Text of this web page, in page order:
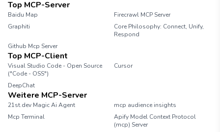
Top MCP-Server
Baidu Map
Firecrawl MCP Server
Graphiti
Core Philosophy: Connect, Unify,
Respond
Github Mcp Server
Top MCP-Client
Visual Studio Code - Open Source
("Code - OSS")
Cursor
DeepChat
Weitere MCP-Server
21st.dev Magic Ai Agent
mcp audience insights
Mcp Terminal
Apify Model Context Protocol
(mcp) Server